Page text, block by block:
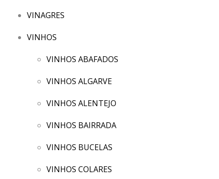
VINAGRES
VINHOS
VINHOS ABAFADOS
VINHOS ALGARVE
VINHOS ALENTEJO
VINHOS BAIRRADA
VINHOS BUCELAS
VINHOS COLARES